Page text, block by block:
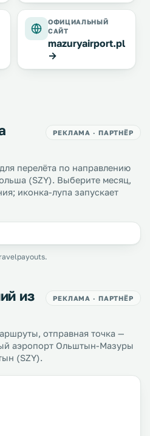
ОФИЦИАЛЬНЫЙ
САЙТ
mazuryairport.pl
→
РЕКЛАМА · ПАРТНЁР
перелёта по направлению
(SZY). Выберите месяц,
иконка-лупа запускает
из
РЕКЛАМА · ПАРТНЁР
отправная точка —
аэропорт Ольштын-Мазуры
(SZY).